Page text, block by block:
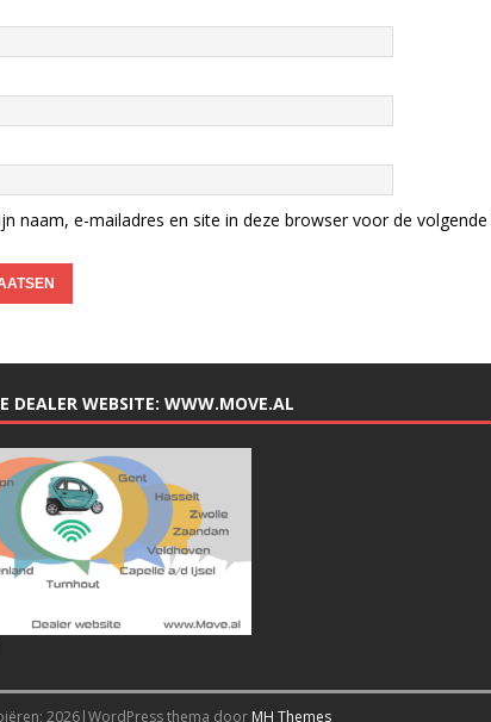
naam, e-mailadres en site in deze browser voor de
DEALER WEBSITE: WWW.MOVE.AL
2026|WordPress thema door MH Themes